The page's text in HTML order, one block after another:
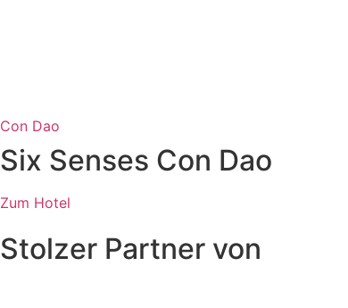
Con Dao
Six Senses Con Dao
Zum Hotel
Stolzer Partner von